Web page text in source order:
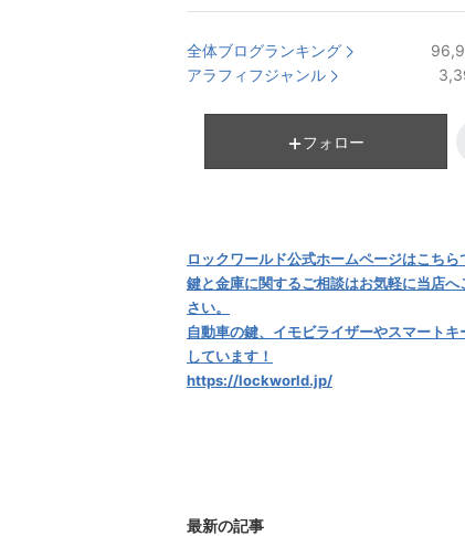
全体ブログランキング
アラフィフジャンル
フォロー
ロックワールド公式ホームページはこちら
鍵と金庫に関するご相談はお気軽に当店へ
さい。
自動車の鍵、イモビライザーやスマートキ
しています！
https://lockworld.jp/
最新の記事